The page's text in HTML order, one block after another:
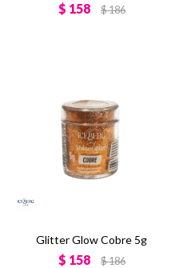
$ 158 $186
Glitter Glow Cobre 5g
$ 158 $186